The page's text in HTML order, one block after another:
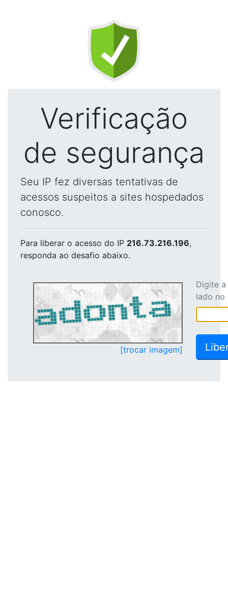
Verificação
de segurança
Seu IP fez diversas tentativas de
acessos suspeitos a sites hospedados
conosco.
Para liberar o acesso do IP 216.73.216.196,
responda ao desafio abaixo.
[trocar imagem]
Digite
lado no